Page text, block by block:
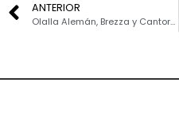
ANTERIOR
Olalla Alemán, Brezza y Cantoría ponen el broche de oro al V ECOS Festival de Sierra Espuña